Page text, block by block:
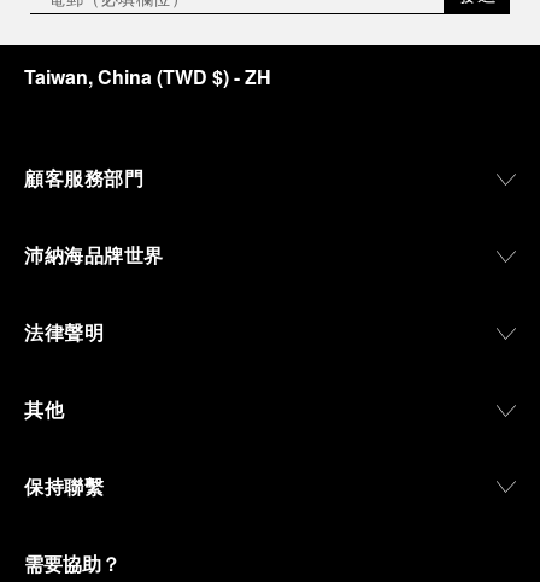
Taiwan, China(TWD $)- ZH
顧客服務部門
沛納海品牌世界
法律聲明
其他
保持聯繫
需要協助？